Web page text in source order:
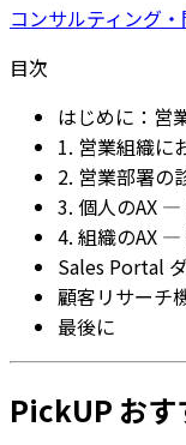
コンサルティング
目次
はじめに：営
1. 営業組織に
2. 営業部署の
3. 個人のAX
4. 組織のAX
Sales Portal
顧客リサーチ
最後に
PickUP おす